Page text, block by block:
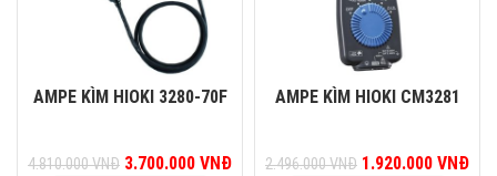
AMPE KÌM HIOKI 3280-70F
4.810.000VNĐ Giá gốc là: 4.810.000 VNĐ.
3.700.000 VNĐ Giá hiện tại là: 3.700.000 VNĐ.
AMPE KÌM HIOKI CM3281
2.496.000VNĐ
Giá gốc là:
1.920.000 VNĐ